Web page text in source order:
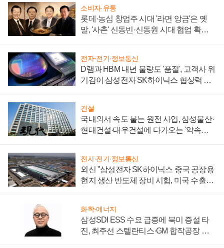
소비자·유통
롯데·농심 창업주 시대 '라면 앙금'은 옛
말, '사촌' 신동빈·신동원 시대 협업 확대
전자·전기·정보통신
D램과 HBM 내년 물량도 '품절', 고객사 위
기감이 삼성전자 SK하이닉스 협상력 더
건설
국내외서 속도 붙는 원전 사업, 삼성물산·
현대건설·대우건설에 다가오는 '약속의
전자·전기·정보통신
외신 "삼성전자 SK하이닉스 중국 공장용
현지 생산 반도체 장비 시험, 미국 수출통
화학·에너지
삼성SDI ESS 수요 급증에 북미 증설 타
진, 최주선 스텔란티스·GM 합작공장 건